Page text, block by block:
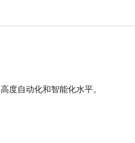
度自动化和智能化水平。